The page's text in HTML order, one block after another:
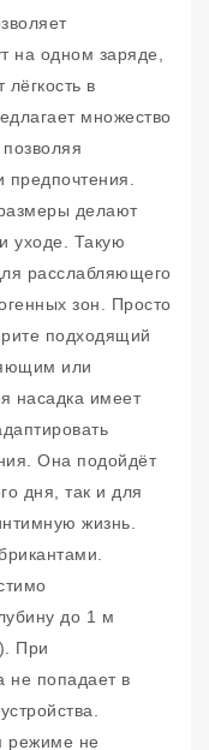
на одном заряде,
в
множество
предпочтения.
делают
уходе. Такую
расслабляющего
зон. Просто
подходящий
или
насадка имеет
Она подойдёт
дня, так и для
жизнь.
до 1 м
При
не попадает в
режиме не